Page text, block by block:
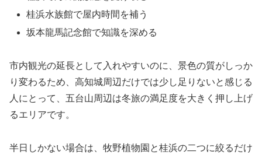
桂浜水族館で屋内時間を補う
坂本龍馬記念館で知識を深める
市内観光の延長として入れやすいのに、景色の質がしっか
り変わるため、高知城周辺だけでは少し足りないと感じる
人にとって、五台山周辺は冬旅の満足度を大きく押し上げ
るエリアです。
半日しかない場合は、牧野植物園と桂浜の二つに絞るだけ